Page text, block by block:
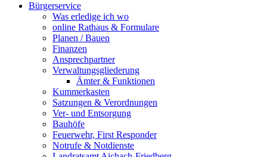
Bürgerservice
Was erledige ich wo
online Rathaus & Formulare
Planen / Bauen
Finanzen
Ansprechpartner
Verwaltungsgliederung
Ämter & Funktionen
Kummerkasten
Satzungen & Verordnungen
Ver- und Entsorgung
Bauhöfe
Feuerwehr, First Responder
Notrufe & Notdienste